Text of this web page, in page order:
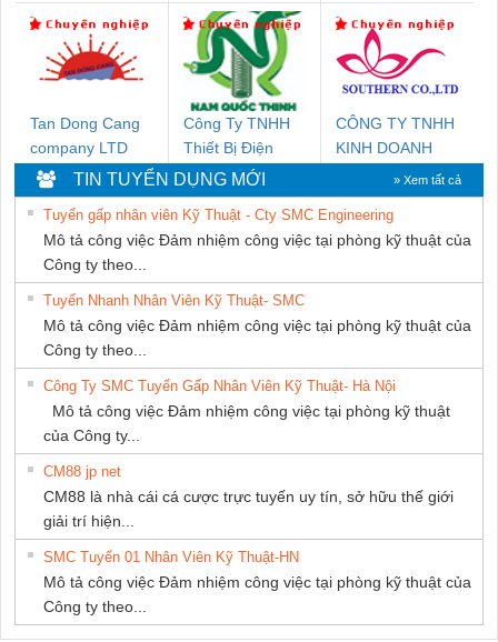
SUPPLY
Tan Dong Cang
company LTD
Công Ty TNHH
Thiết Bị Điện
Nam Quốc Thịnh
CÔNG TY TNHH
KINH DOANH
DỊCH VỤ XNK
PHƯƠNG NAM
TIN TUYỂN DỤNG MỚI » Xem tất cả
Tuyển gấp nhân viên Kỹ Thuật - Cty SMC Engineering
Mô tả công việc Đảm nhiệm công việc tại phòng kỹ thuật của
Công ty theo...
Tuyển Nhanh Nhân Viên Kỹ Thuật- SMC
Mô tả công việc Đảm nhiệm công việc tại phòng kỹ thuật của
Công ty theo...
Công Ty SMC Tuyển Gấp Nhân Viên Kỹ Thuật- Hà Nội
Mô tả công việc Đảm nhiệm công việc tại phòng kỹ thuật
của Công ty...
CM88 jp net
CM88 là nhà cái cá cược trực tuyến uy tín, sở hữu thế giới
giải trí hiện...
SMC Tuyển 01 Nhân Viên Kỹ Thuật-HN
Mô tả công việc Đảm nhiệm công việc tại phòng kỹ thuật của
Công ty theo...